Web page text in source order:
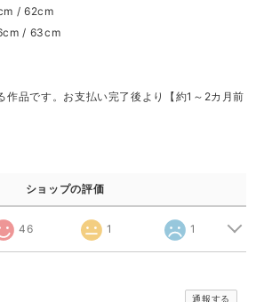
/ 62cm
/ 63cm
作品です。お支払い完了後より【約1～2カ月前
ショップの評価
46 1 1
通報する